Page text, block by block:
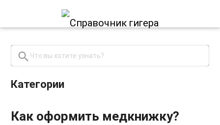
search
Категории
Как оформить медкнижку?